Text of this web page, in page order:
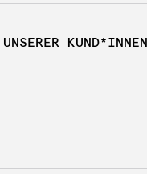
UNSERER KUND*INNEN